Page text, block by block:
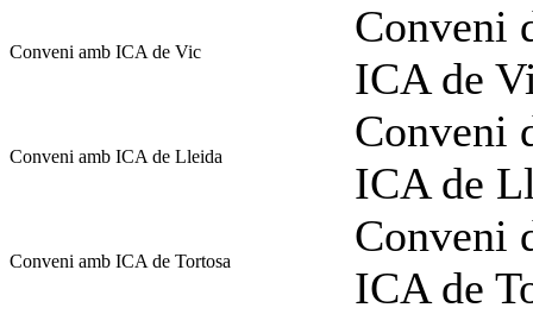
Conveni amb ICA de Vic
Conveni
ICA de
Conveni amb ICA de Lleida
Conveni
ICA de
Conveni amb ICA de Tortosa
Conveni
ICA de